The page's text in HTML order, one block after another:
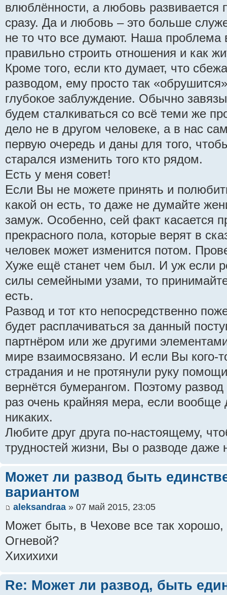
влюблённости, а любовь развивается
сразу. Да и любовь – это больше
не то что все думают. Наша проблема
правильно строить отношения и как
Кроме того, если кто думает, что
разводом, ему просто так
глубокое заблуждение. Обычно
будем сталкиваться со всё теми же
дело не в другом человеке, а в нас
первую очередь и даны для того,
старался изменить того кто рядом.
Есть у меня совет!
Если Вы не можете принять и
какой он есть, то даже не думайте
замуж. Особенно, сей факт касается
прекрасного пола, которые верят в
человек может изменится потом.
Хуже ещё станет чем был. И уж если
силы семейными узами, то
есть.
Развод и тот кто непосредственно
будет расплачиваться за данный
партнёром или же другими
мире взаимосвязано. И если Вы кого-
страдания и не протянули руку
вернётся бумерангом. Поэтому
раз очень крайняя мера, если вообще
никаких.
Любите друг друга по-настоящему,
трудностей жизни, Вы о разводе даже
Может ли развод быть
вариантом
aleksandraa » 07 май 2015, 23:05
Может быть, в Чехове все так
Огневой?
Хихихихи
Re: Может ли развод, быть